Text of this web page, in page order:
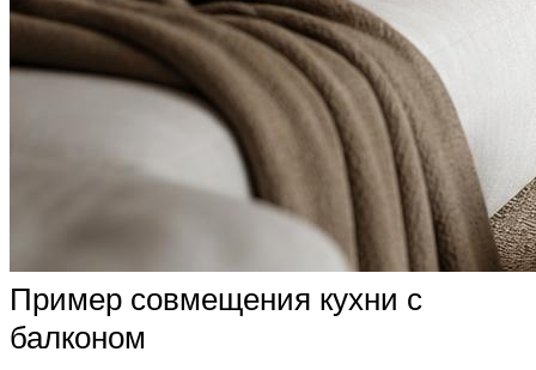
Пример совмещения кухни с
балконом